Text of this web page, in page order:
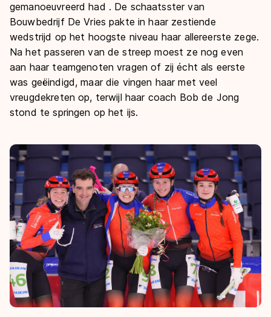
gemanoeuvreerd had . De schaatsster van
Bouwbedrijf De Vries pakte in haar zestiende
wedstrijd op het hoogste niveau haar allereerste zege.
Na het passeren van de streep moest ze nog even
aan haar teamgenoten vragen of zij écht als eerste
was geëindigd, maar die vingen haar met veel
vreugdekreten op, terwijl haar coach Bob de Jong
stond te springen op het ijs.